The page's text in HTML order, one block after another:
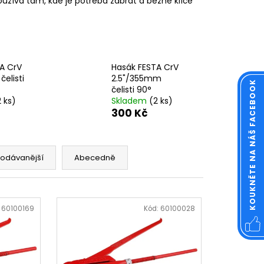
CrV
ks)
Hasák FESTA CrV
2.5"/355mm
čelisti 90°
Skladem (2 ks)
300 Kč
Abecedně
60100169 Kód: 60100028
ČTVERCOVÁ NEREZ
KOUKNĚTE NA NÁŠ FACEBOOK